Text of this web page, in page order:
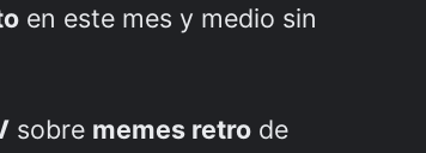
en este mes y medio sin
sobre memes retro de